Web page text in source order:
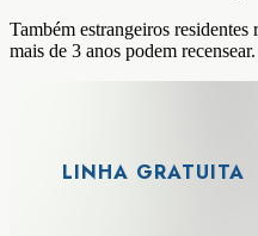
Também estrangeiros
mais de 3 anos podem recensear.
LINHA GRATUITA